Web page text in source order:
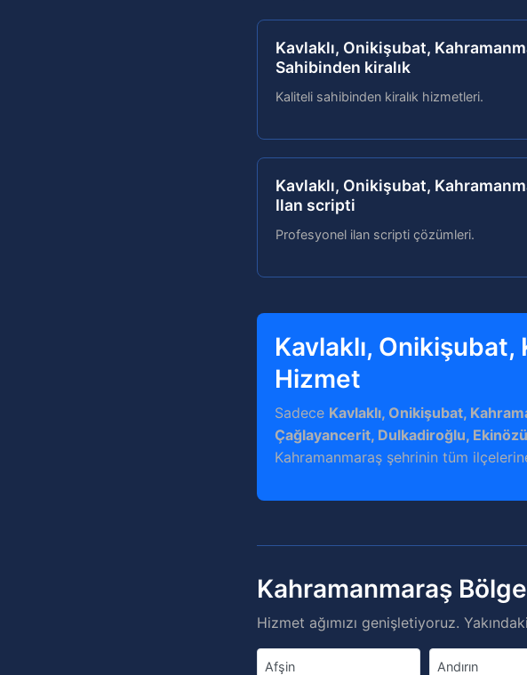
Kavlaklı, Onikişubat,
Sahibinden kiralık
Kaliteli sahibinden kiralık hizmetleri.
Kavlaklı, Onikişubat,
Ilan scripti
Profesyonel ilan scripti çözümleri.
Kavlaklı,
Hizmet
Sadece Kavlaklı, Onikişubat,
Çağlayancerit, Dulkadiroğlu, Ekinözü
Kahramanmaraş şehrinin tüm
Kahramanmaraş
Hizmet ağımızı genişletiyoruz.
Afşin Andırın